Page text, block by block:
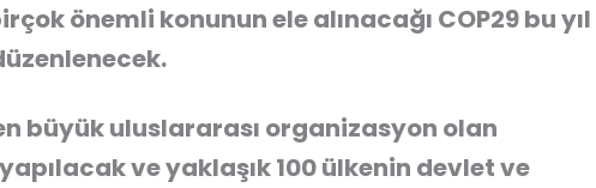
önemli konunun ele alınacağı COP29 bu yıl
büyük uluslararası organizasyon olan
ve yaklaşık 100 ülkenin devlet ve